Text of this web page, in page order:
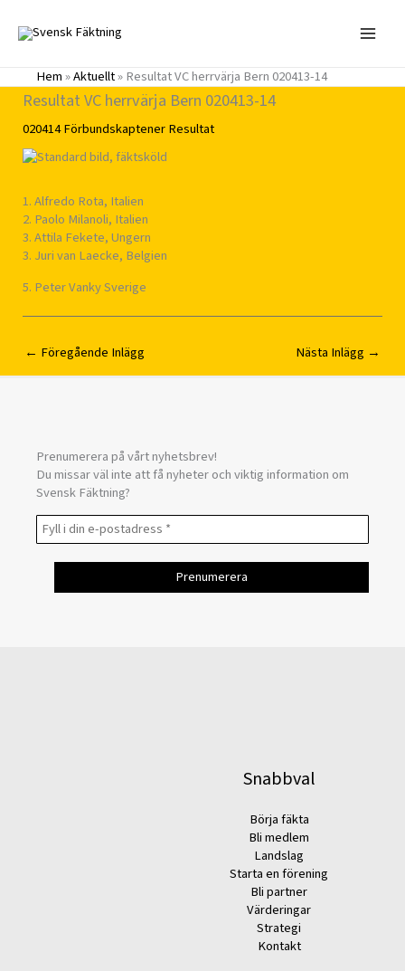
innehåll
Hem»Aktuellt»Resultat VC herrvärja Bern 020413-14
Resultat VC herrvärja Bern 020413-14
020414FörbundskaptenerResultat
1. Alfredo Rota, Italien
2. Paolo Milanoli, Italien
3. Attila Fekete, Ungern
3. Juri van Laecke, Belgien
5. Peter Vanky Sverige
← Föregående Inlägg Nästa Inlägg →
Prenumerera på vårt nyhetsbrev!
Du missar väl inte att få nyheter och viktig information om
Svensk Fäktning?
Snabbval
Börja fäkta
Bli medlem
Landslag
Starta en förening
Bli partner
Värderingar
Strategi
Kontakt